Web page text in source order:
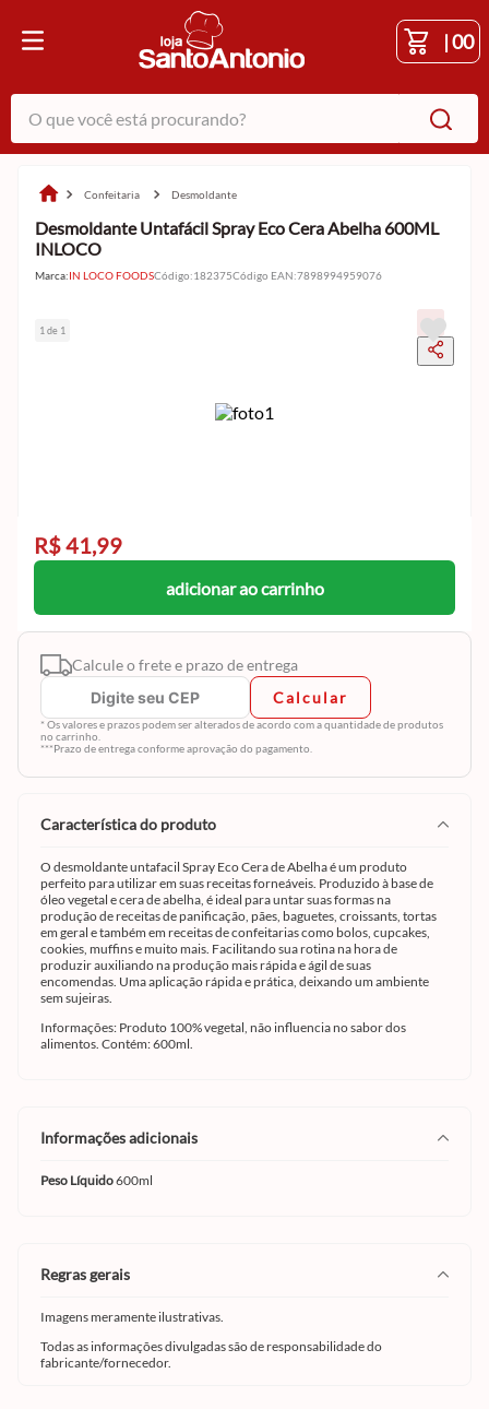
|00
O que você está procurando?
confeitaria desmoldante
Desmoldante Untafácil Spray Eco Cera Abelha 600ML
INLOCO
Marca:IN LOCO FOODSCódigo:182375Código EAN:7898994959076
1 de 1
R$ 41,99
adicionar ao carrinho
Calcule o frete e prazo de entrega
Calcular
* Os valores e prazos podem ser alterados de acordo com a quantidade de produtos
no carrinho.
***Prazo de entrega conforme aprovação do pagamento.
característica do produto
O desmoldante untafacil Spray Eco Cera de Abelha é um produto
perfeito para utilizar em suas receitas forneáveis. Produzido à base de
óleo vegetal e cera de abelha, é ideal para untar suas formas na
produção de receitas de panificação, pães, baguetes, croissants, tortas
em geral e também em receitas de confeitarias como bolos, cupcakes,
cookies, muffins e muito mais. Facilitando sua rotina na hora de
produzir auxiliando na produção mais rápida e ágil de suas
encomendas. Uma aplicação rápida e prática, deixando um ambiente
sem sujeiras.
Informações: Produto 100% vegetal, não influencia no sabor dos
alimentos. Contém: 600ml.
informações adicionais
Peso Líquido600ml
regras gerais
Imagens meramente ilustrativas.
Todas as informações divulgadas são de responsabilidade do
fabricante/fornecedor.